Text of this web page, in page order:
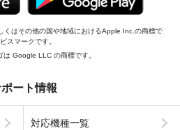
はその他の国や地域におけるApple Inc.の商標で
スマークです。
Google LLC の商標です。
ート情報
対応機種一覧